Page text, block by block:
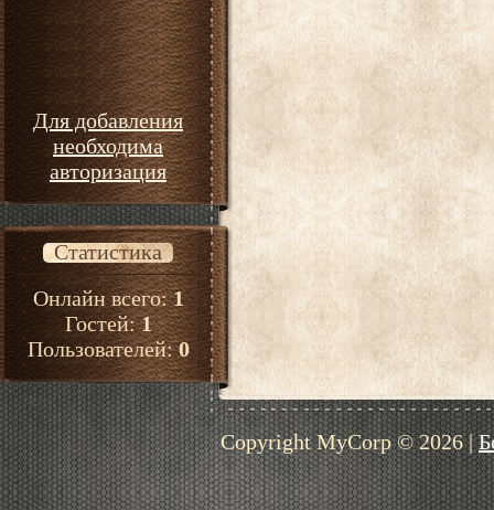
Для добавления
необходима
авторизация
Статистика
Онлайн всего:1
Гостей:1
Пользователей:0
Copyright MyCorp © 2026|